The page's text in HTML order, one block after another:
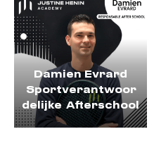
Damien Evrard
Sportverantwoor
delijke Afterschool